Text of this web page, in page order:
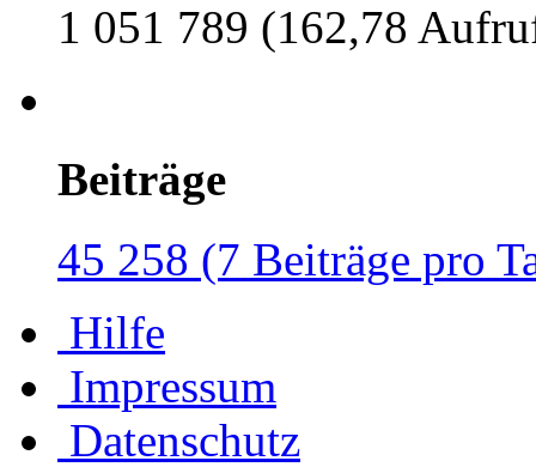
1 051 789 (162,78
Beiträge
45 258 (7 Beiträge pro
Hilfe
Impressum
Datenschutz